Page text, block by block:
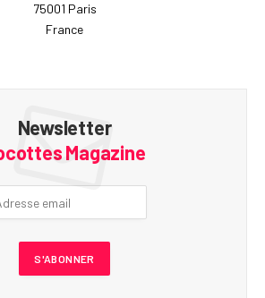
75001 Paris
France
Newsletter
Magazine